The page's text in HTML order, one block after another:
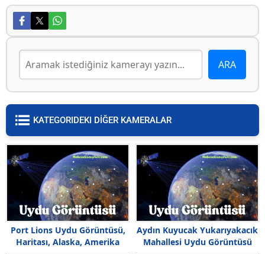
KATEGORIDEKI DİĞER KAMERALAR
Port Lions Uydu Görüntüsü,
Haritası, Alaska, Amerika
Aydın Kuyucak Yukarıyakacık
Mahallesi Uydu Görüntüsü